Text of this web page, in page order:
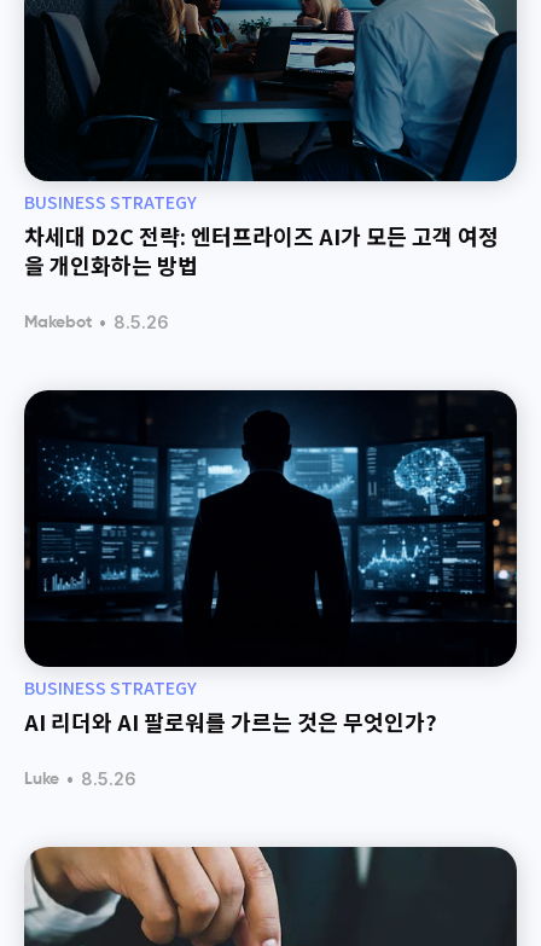
BUSINESS STRATEGY
차세대 D2C 전략: 엔터프라이즈 AI가 모든 고객 여정
을 개인화하는 방법
Makebot • 8.5.26
BUSINESS STRATEGY
AI 리더와 AI 팔로워를 가르는 것은 무엇인가?
Luke • 8.5.26